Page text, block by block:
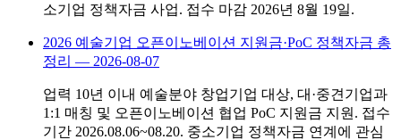
소기업 정책자금 사업. 접수 마감 2026년 8월 19일.
2026 예술기업 오픈이노베이션 지원금·PoC 정책자금 총
정리 — 2026-08-07
업력 10년 이내 예술분야 창업기업 대상, 대·중견기업과
1:1 매칭 및 오픈이노베이션 협업 PoC 지원금 지원. 접수
기간 2026.08.06~08.20. 중소기업 정책자금 연계에 관심